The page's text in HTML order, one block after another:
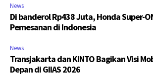
News
Di banderol Rp438 Juta, Honda Super-
Pemesanan di Indonesia
News
Transjakarta dan KINTO Bagikan Visi
Depan di GIIAS 2026